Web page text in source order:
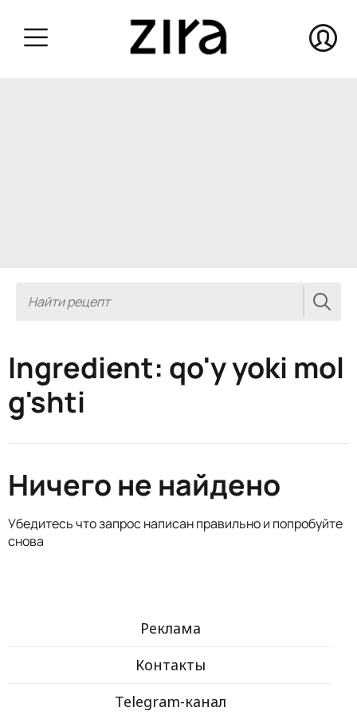
Ingredient: qo'y yoki mol
g'shti
Ничего не найдено
Убедитесь что запрос написан правильно и попробуйте
снова
Реклама
Контакты
Telegram-канал